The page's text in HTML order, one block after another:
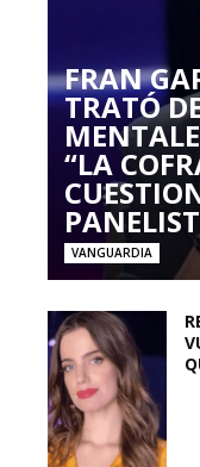
FRAN
TRATÓ
“LA
VANGUARDIA